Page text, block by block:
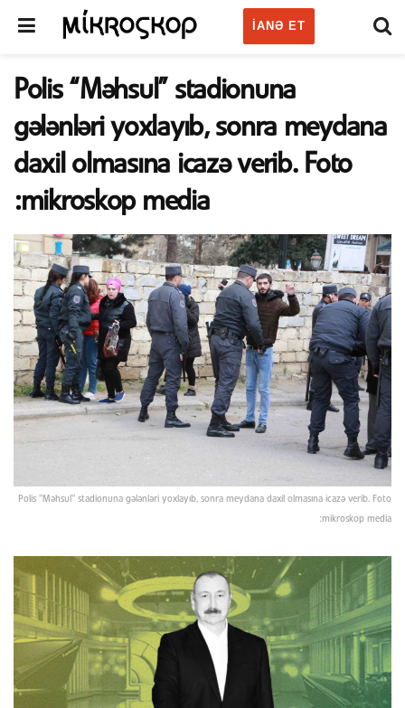
IANƏ ET
Polis “Məhsul” stadionuna
gələnləri yoxlayıb, sonra meydana
daxil olmasına icazə verib. Foto
:mikroskop media
Polis "Məhsul" stadionuna gələnləri yoxlayıb, sonra meydana daxil olmasına icazə verib. Foto
:mikroskop media